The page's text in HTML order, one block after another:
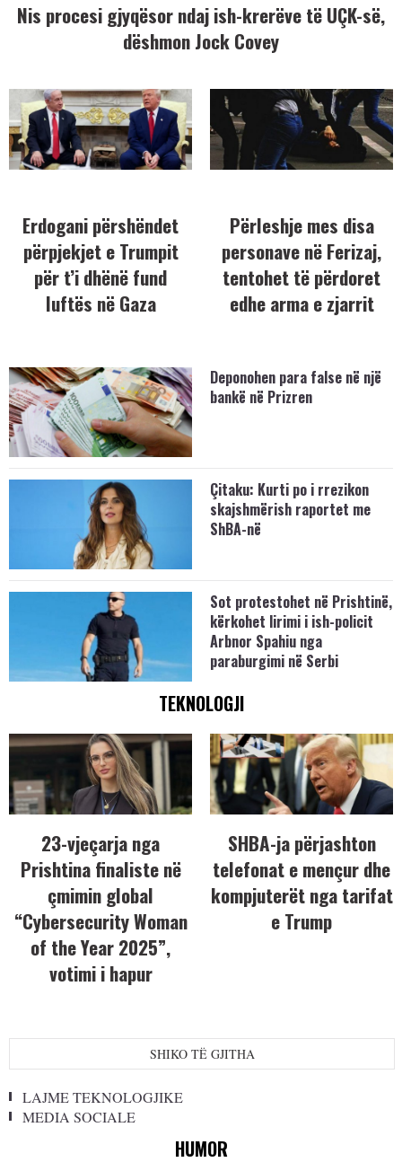
Nis procesi gjyqësor ndaj ish-krerëve të UÇK-së,
dëshmon Jock Covey
Erdogani përshëndet
përpjekjet e Trumpit
për t’i dhënë fund
luftës në Gaza
Përleshje mes disa
personave në Ferizaj,
tentohet të përdoret
edhe arma e zjarrit
Deponohen para false në një
bankë në Prizren
Çitaku: Kurti po i rrezikon
skajshmërish raportet me
ShBA-në
Sot protestohet në Prishtinë,
kërkohet lirimi i ish-policit
Arbnor Spahiu nga
paraburgimi në Serbi
TEKNOLOGJI
23-vjeçarja nga
Prishtina finaliste në
çmimin global
“Cybersecurity Woman
of the Year 2025”,
votimi i hapur
SHBA-ja përjashton
telefonat e mençur dhe
kompjuterët nga tarifat
e Trump
SHIKO TË GJITHA
LAJME TEKNOLOGJIKE
MEDIA SOCIALE
HUMOR